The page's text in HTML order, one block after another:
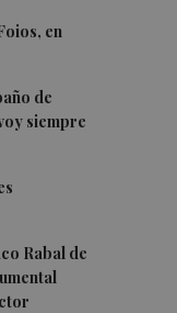
en
de
siempre
Rabal de